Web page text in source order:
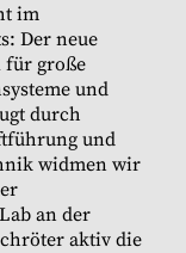
im
Der neue
für große
und
durch
und
widmen wir
an der
aktiv die